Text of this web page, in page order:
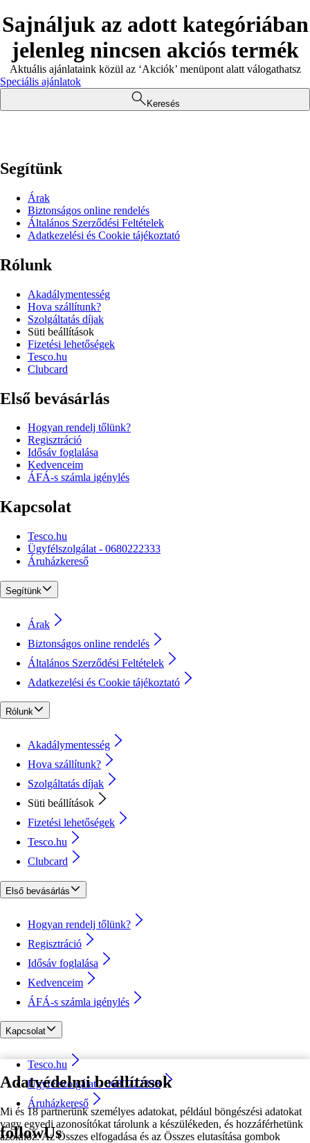
Adatvédelmi beállítások
Mi és 18 partnerünk személyes adatokat, például böngészési adatokat
vagy egyedi azonosítókat tárolunk a készülékeden, és hozzáférhetünk
azokhoz. Az Összes elfogadása és az Összes elutasítása gombok
Sajnáljuk az adott kategóriában
jelenleg nincsen akciós termék
Aktuális ajánlataink közül az ‘Akciók’ menüpont alatt válogathatsz
Speciális ajánlatok
Keresés
Segítünk
Árak
Biztonságos online rendelés
Általános Szerződési Feltételek
Adatkezelési és Cookie tájékoztató
Rólunk
Akadálymentesség
Hova szállítunk?
Szolgáltatás díjak
Süti beállítások
Fizetési lehetőségek
Tesco.hu
Clubcard
Első bevásárlás
Hogyan rendelj tőlünk?
Regisztráció
Idősáv foglalása
Kedvenceim
ÁFÁ-s számla igénylés
Kapcsolat
Tesco.hu
Ügyfélszolgálat - 0680222333
Áruházkereső
Segítünk
Árak
Biztonságos online rendelés
Általános Szerződési Feltételek
Adatkezelési és Cookie tájékoztató
Rólunk
Akadálymentesség
Hova szállítunk?
Szolgáltatás díjak
Süti beállítások
Fizetési lehetőségek
Tesco.hu
Clubcard
Első bevásárlás
Hogyan rendelj tőlünk?
Regisztráció
Idősáv foglalása
Kedvenceim
ÁFÁ-s számla igénylés
Kapcsolat
Tesco.hu
Ügyfélszolgálat - 0680222333
Áruházkereső
followUs